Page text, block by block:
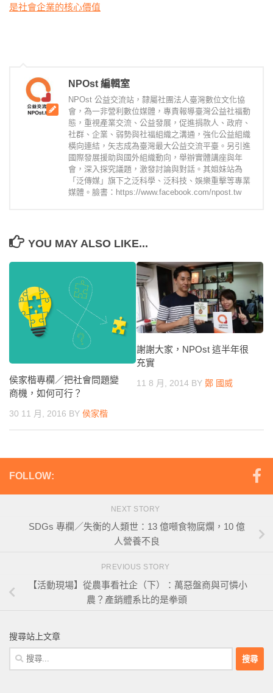
是社會企業的核心價值
NPOst 編輯室
NPOst 公益交流站，隸屬社團法人臺灣數位文化協
會，為一非營利數位媒體，專責報導臺灣公益社福動
態，重視產業交流、公益發展，促進捐款人、政府、
社群、企業、弱勢與社福組織之溝通，強化公益組織
橫向連結，矢志成為臺灣最大公益交流平臺。另引進
國際發展援助與國外組織動向，舉辦實體講座與年
會，深入探究議題，激發討論與對話。其姐妹站為
「泛傳媒」旗下之泛科學、泛科技、娛樂重擊等專業
媒體。臉書：https://www.facebook.com/npost.tw
YOU MAY ALSO LIKE...
侯家楷專欄／把社會問題變
商機，如何可行？
30 11 月, 2016 BY 侯家楷
謝謝大家，NPOst 這半年很
充實
11 8 月, 2014 BY 鄭 國威
FOLLOW:
NEXT STORY
SDGs 專欄／失衡的人類世：13 億噸食物腐爛，10 億
人營養不良
PREVIOUS STORY
【活動現場】從農事看社企（下）：萬惡盤商與可憐小
農？產銷體系比的是拳頭
搜尋站上文章
搜
尋